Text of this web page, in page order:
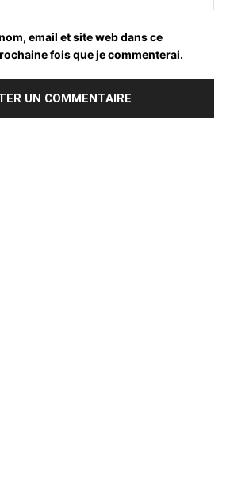
email et site web dans ce
fois que je commenterai.